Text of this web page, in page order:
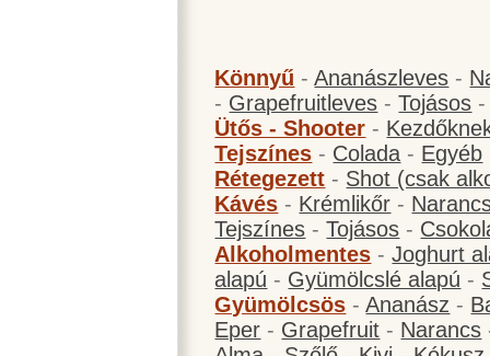
Könnyű -Ananászleves -
- Grapefruitleves -Tojásos
Ütős - Shooter -
Tejszínes - Colada - Egyéb
Rétegezett - Shot (csak
Kávés - Krémlikőr -
Tejszínes -Tojásos -
Alkoholmentes -Joghurt
alapú - Gyümölcslé alapú -
Gyümölcsös -Ananász -
Eper - Grapefruit - Narancs